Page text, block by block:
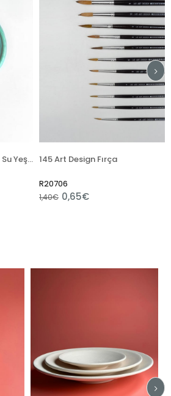
Renkli Hazır Seramik Sırı Su Yeşili 6135 (1050 °C) 145 Art Design Fırça
R20706
0,65€
1,40€